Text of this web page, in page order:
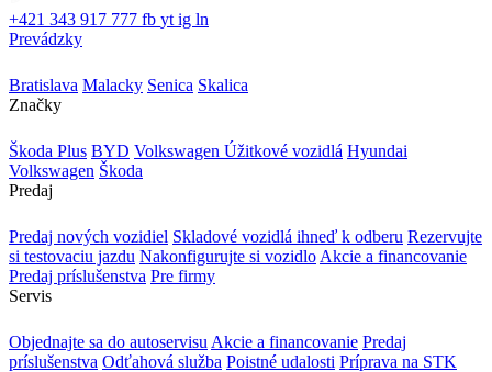
+421 343 917 777 fb yt ig ln
Prevádzky
Bratislava Malacky Senica Skalica
Značky
Škoda Plus BYD Volkswagen Úžitkové vozidlá Hyundai
Volkswagen Škoda
Predaj
Predaj nových vozidiel Skladové vozidlá ihneď k odberu Rezervujte
si testovaciu jazdu Nakonfigurujte si vozidlo Akcie a financovanie
Predaj príslušenstva Pre firmy
Servis
Objednajte sa do autoservisu Akcie a financovanie Predaj
príslušenstva Odťahová služba Poistné udalosti Príprava na STK